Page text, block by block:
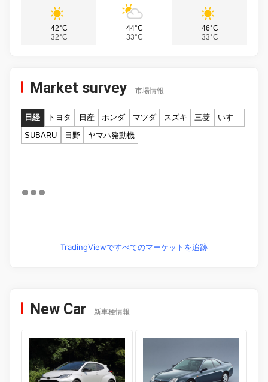
42°C
32°C
44°C
33°C
46°C
33°C
Market survey 市場情報
日経 トヨタ 日産 ホンダ マツダ スズキ 三菱
いすゞ
SUBARU
日野 ヤマハ発動機
TradingViewですべてのマーケットを追跡
New Car 新車種情報